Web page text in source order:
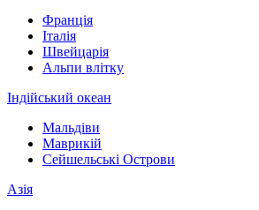
Франція
Італія
Швейцарія
Альпи влітку
Індійський океан
Мальдіви
Маврикій
Сейшельські Острови
Азія